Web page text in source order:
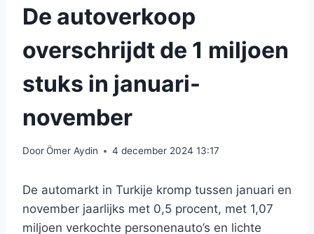
De autoverkoop
overschrijdt de 1 miljoen
stuks in januari-
november
DoorÖmer Aydin 4 december 2024 13:17
De automarkt in Turkije kromp tussen januari en
november jaarlijks met 0,5 procent, met 1,07
miljoen verkochte personenauto’s en lichte